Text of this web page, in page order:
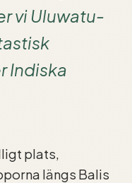
vi Uluwatu-
Indiska
plats,
längs Balis